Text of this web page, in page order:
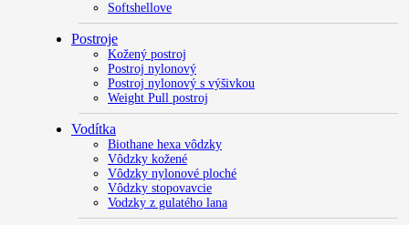
Softshellove
Postroje
Kožený postroj
Postroj nylonový
Postroj nylonový s výšivkou
Weight Pull postroj
Vodítka
Biothane hexa vôdzky
Vôdzky kožené
Vôdzky nylonové ploché
Vôdzky stopovavcie
Vodzky z gulatého lana